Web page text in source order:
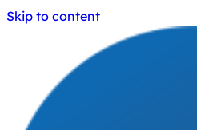
Skip to content